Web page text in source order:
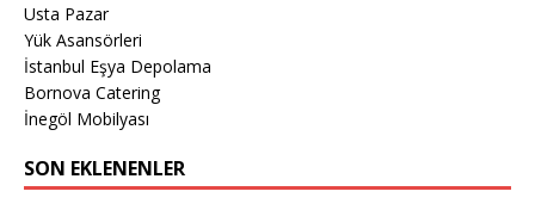
Usta Pazar
Yük Asansörleri
İstanbul Eşya Depolama
Bornova Catering
İnegöl Mobilyası
SON EKLENENLER